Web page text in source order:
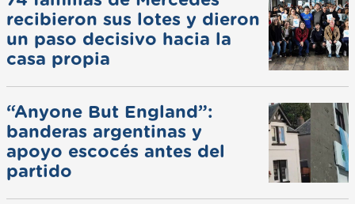
recibieron sus lotes y dieron
un paso decisivo hacia la
casa propia
“Anyone But England”:
banderas argentinas y
apoyo escocés antes del
partido